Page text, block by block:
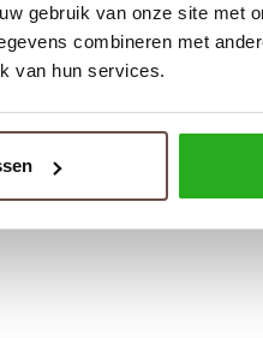
gebruik van onze site met
combineren met
van hun services.